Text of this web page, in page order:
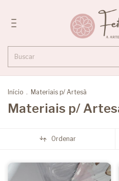
Início . Materiais p/ Artesã
Materiais p/
Ordenar